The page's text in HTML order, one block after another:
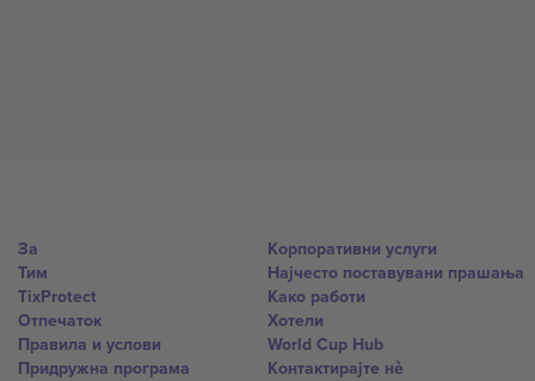
За
Тим
TixProtect
Отпечаток
Правила и услови
Придружна програма
Корпоративни услуги
Најчесто поставувани прашања
Како работи
Хотели
World Cup Hub
Контактирајте нѐ